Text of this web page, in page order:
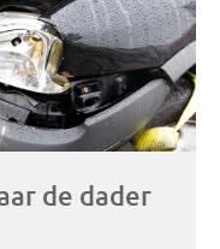
de dader